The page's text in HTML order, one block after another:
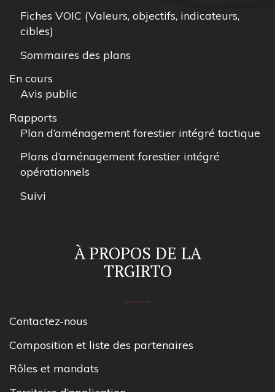
Fiches VOIC (Valeurs, objectifs, indicateurs,
cibles)
Sommaires des plans
En cours
Avis public
Rapports
Plan d’aménagement forestier intégré tactique
Plans d’aménagement forestier intégré
opérationnels
Suivi
À PROPOS DE LA
TRGIRTO
Contactez-nous
Composition et liste des partenaires
Rôles et mandats